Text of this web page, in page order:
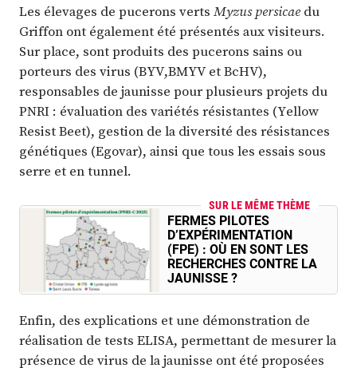
Les élevages de pucerons verts Myzus persicae du
Griffon ont également été présentés aux visiteurs.
Sur place, sont produits des pucerons sains ou
porteurs des virus (BYV,BMYV et BcHV),
responsables de jaunisse pour plusieurs projets du
PNRI : évaluation des variétés résistantes (Yellow
Resist Beet), gestion de la diversité des résistances
génétiques (Egovar), ainsi que tous les essais sous
serre et en tunnel.
SUR LE MÊME THÈME
FERMES PILOTES
D’EXPÉRIMENTATION
(FPE) : OÙ EN SONT LES
RECHERCHES CONTRE LA
JAUNISSE ?
Enfin, des explications et une démonstration de
réalisation de tests ELISA, permettant de mesurer la
présence de virus de la jaunisse ont été proposées